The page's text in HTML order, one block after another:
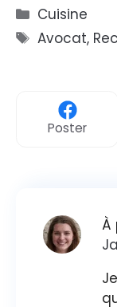
Catégories
Cuisine
Étiquettes
Avocat,
Poster
À